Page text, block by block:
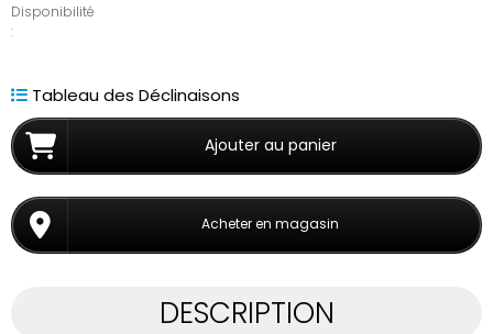
Disponibilité
:
Tableau des Déclinaisons
Ajouter au panier
Acheter en magasin
DESCRIPTION